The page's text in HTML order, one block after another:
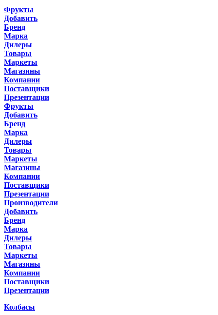
Фрукты
Добавить
Бренд
Марка
Дилеры
Товары
Маркеты
Магазины
Компании
Поставщики
Презентации
Фрукты
Добавить
Бренд
Марка
Дилеры
Товары
Маркеты
Магазины
Компании
Поставщики
Презентации
Производители
Добавить
Бренд
Марка
Дилеры
Товары
Маркеты
Магазины
Компании
Поставщики
Презентации
Колбасы